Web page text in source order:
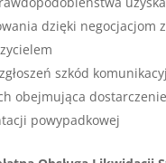
dzięki negocjacjom z
szkód
obejmująca
powypadkowej